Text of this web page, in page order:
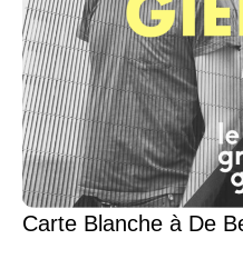
Carte Blanche à De